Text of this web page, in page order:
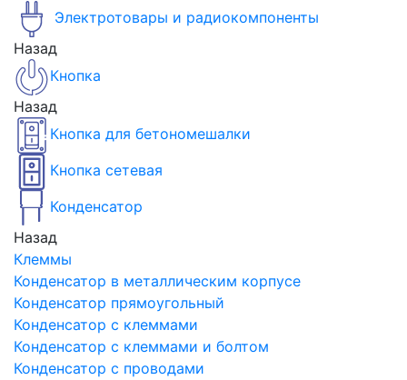
Электротовары и радиокомпоненты
Назад
Кнопка
Назад
Кнопка для бетономешалки
Кнопка сетевая
Конденсатор
Назад
Клеммы
Конденсатор в металлическим корпусе
Конденсатор прямоугольный
Конденсатор с клеммами
Конденсатор с клеммами и болтом
Конденсатор с проводами